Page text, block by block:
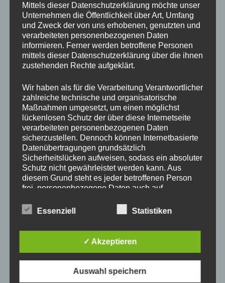
Mittels dieser Datenschutzerklärung möchte unser
Unternehmen die Öffentlichkeit über Art, Umfang
und Zweck der von uns erhobenen, genutzten und
verarbeiteten personenbezogenen Daten
informieren. Ferner werden betroffene Personen
mittels dieser Datenschutzerklärung über die ihnen
zustehenden Rechte aufgeklärt.
Wir haben als für die Verarbeitung Verantwortlicher
zahlreiche technische und organisatorische
Maßnahmen umgesetzt, um einen möglichst
lückenlosen Schutz der über diese Internetseite
verarbeiteten personenbezogenen Daten
sicherzustellen. Dennoch können Internetbasierte
Datenübertragungen grundsätzlich
Sicherheitslücken aufweisen, sodass ein absoluter
Schutz nicht gewährleistet werden kann. Aus
diesem Grund steht es jeder betroffenen Person
frei, personenbezogene Daten auch auf
uns zu übermitteln.
Begriffsbestimmungen
Die Datenschutzerklärung beruht auf den
Begrifflichkeiten, die durch den Europäischen
Essenziell Statistiken
✓ Akzeptieren
Auswahl speichern